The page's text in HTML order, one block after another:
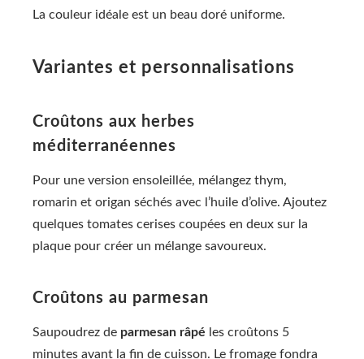
La couleur idéale est un beau doré uniforme.
Variantes et personnalisations
Croûtons aux herbes
méditerranéennes
Pour une version ensoleillée, mélangez thym,
romarin et origan séchés avec l’huile d’olive. Ajoutez
quelques tomates cerises coupées en deux sur la
plaque pour créer un mélange savoureux.
Croûtons au parmesan
Saupoudrez de parmesan râpé les croûtons 5
minutes avant la fin de cuisson. Le fromage fondra